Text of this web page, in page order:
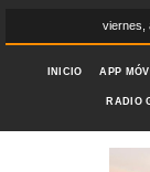
viernes,
INICIO APP
RADIO